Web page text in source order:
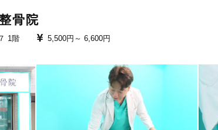
あり 駅近
骨院
1階 5,500円～ 6,600円